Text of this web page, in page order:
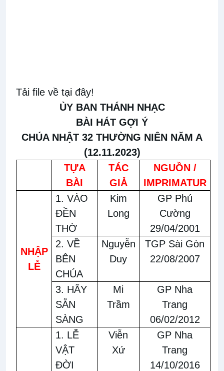
Tải file về tại đây!
ỦY BAN THÁNH NHẠC
BÀI HÁT GỢI Ý
CHÚA NHẬT 32 THƯỜNG NIÊN NĂM A
(12.11.2023)
TỰA
BÀI
TÁC
GIẢ
NGUỒN /
IMPRIMATUR
NHẬP
LỄ
1. VÀO
ĐỀN
THỜ
Kim
Long
GP Phú
Cường
29/04/2001
2. VỀ
BÊN
CHÚA
Nguyễn
Duy
TGP Sài Gòn
22/08/2007
3. HÃY
SẴN
SÀNG
Mi
Trầm
GP Nha
Trang
06/02/2012
1. LỄ
VẬT
ĐỜI
Viễn
Xứ
GP Nha
Trang
14/10/2016